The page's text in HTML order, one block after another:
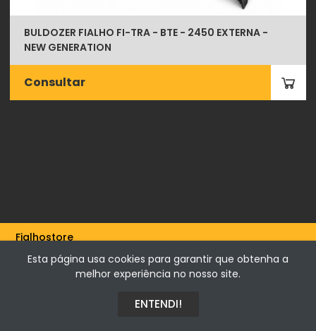
BULDOZER FIALHO FI-TRA - BTE - 2450 EXTERNA -
NEW GENERATION
Consultar
Fialhostore
Fialho & Irmão,Lda. | Horta de Barreiros 7005-208 Évora -
Portugal | NIF 500115206
Esta página usa cookies para garantir que obtenha a
melhor experiência no nosso site.
ENTENDI!